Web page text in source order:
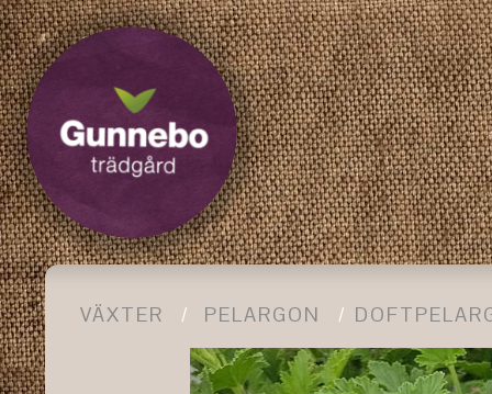
VÄXTER PELARGON